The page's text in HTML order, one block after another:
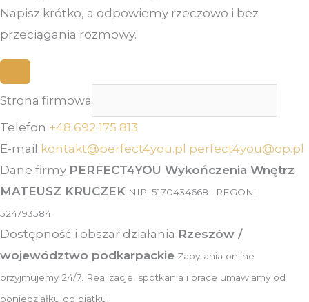
Napisz krótko, a odpowiemy rzeczowo i bez
przeciągania rozmowy.
Strona firmowa
Telefon +48 692 175 813
E-mail kontakt@perfect4you.pl perfect4you@op.pl
Dane firmy PERFECT4YOU Wykończenia Wnętrz
MATEUSZ KRUCZEK NIP: 5170434668 · REGON:
524793584
Dostępność i obszar działania Rzeszów /
województwo podkarpackie Zapytania online
przyjmujemy 24/7. Realizacje, spotkania i prace umawiamy od
poniedziałku do piątku.